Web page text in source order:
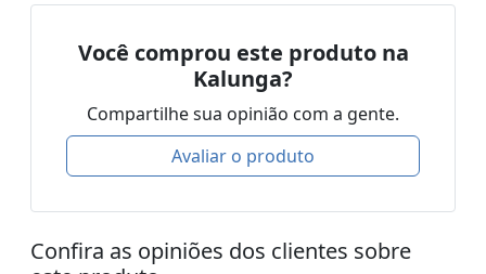
Você comprou este produto na
Kalunga?
Compartilhe sua opinião com a gente.
Avaliar o produto
Confira as opiniões dos clientes sobre